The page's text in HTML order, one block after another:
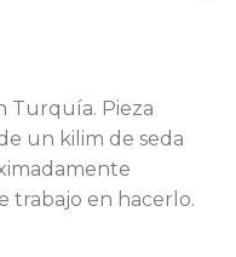
Turquía. Pieza
un kilim de seda
trabajo en hacerlo.